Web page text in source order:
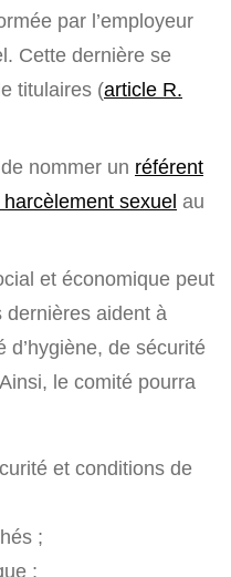
par l’employeur
Cette dernière se
titulaires (article R.
nommer un référent
sexuel au
et économique peut
dernières aident à
de sécurité
le comité pourra
et conditions de
;
;